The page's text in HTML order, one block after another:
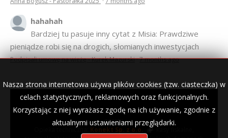
hahahah
Bardziej tu pasuje inny cytat z Misia: Prawdziwe
pieniądze robi się na drogich, słomianych inwestycjach
Podpisali umowę na wieżę - Kurek Mazurski·7 months ago
Nasza strona internetowa używa plików cookies (tzw. ciasteczka) w
celach statystycznych, reklamowych oraz funkcjonalnych.
Korzystając z niej wyrażasz zgodę na ich używanie, zgodnie z
aktualnymi ustawieniami przeglądarki.
© 2007–2018 Kurek Mazurski — archiwalne wydania lokalnej
gazety.
Opieka techniczna: Konekt Sp. z o.o.
- kasy fiskalne,